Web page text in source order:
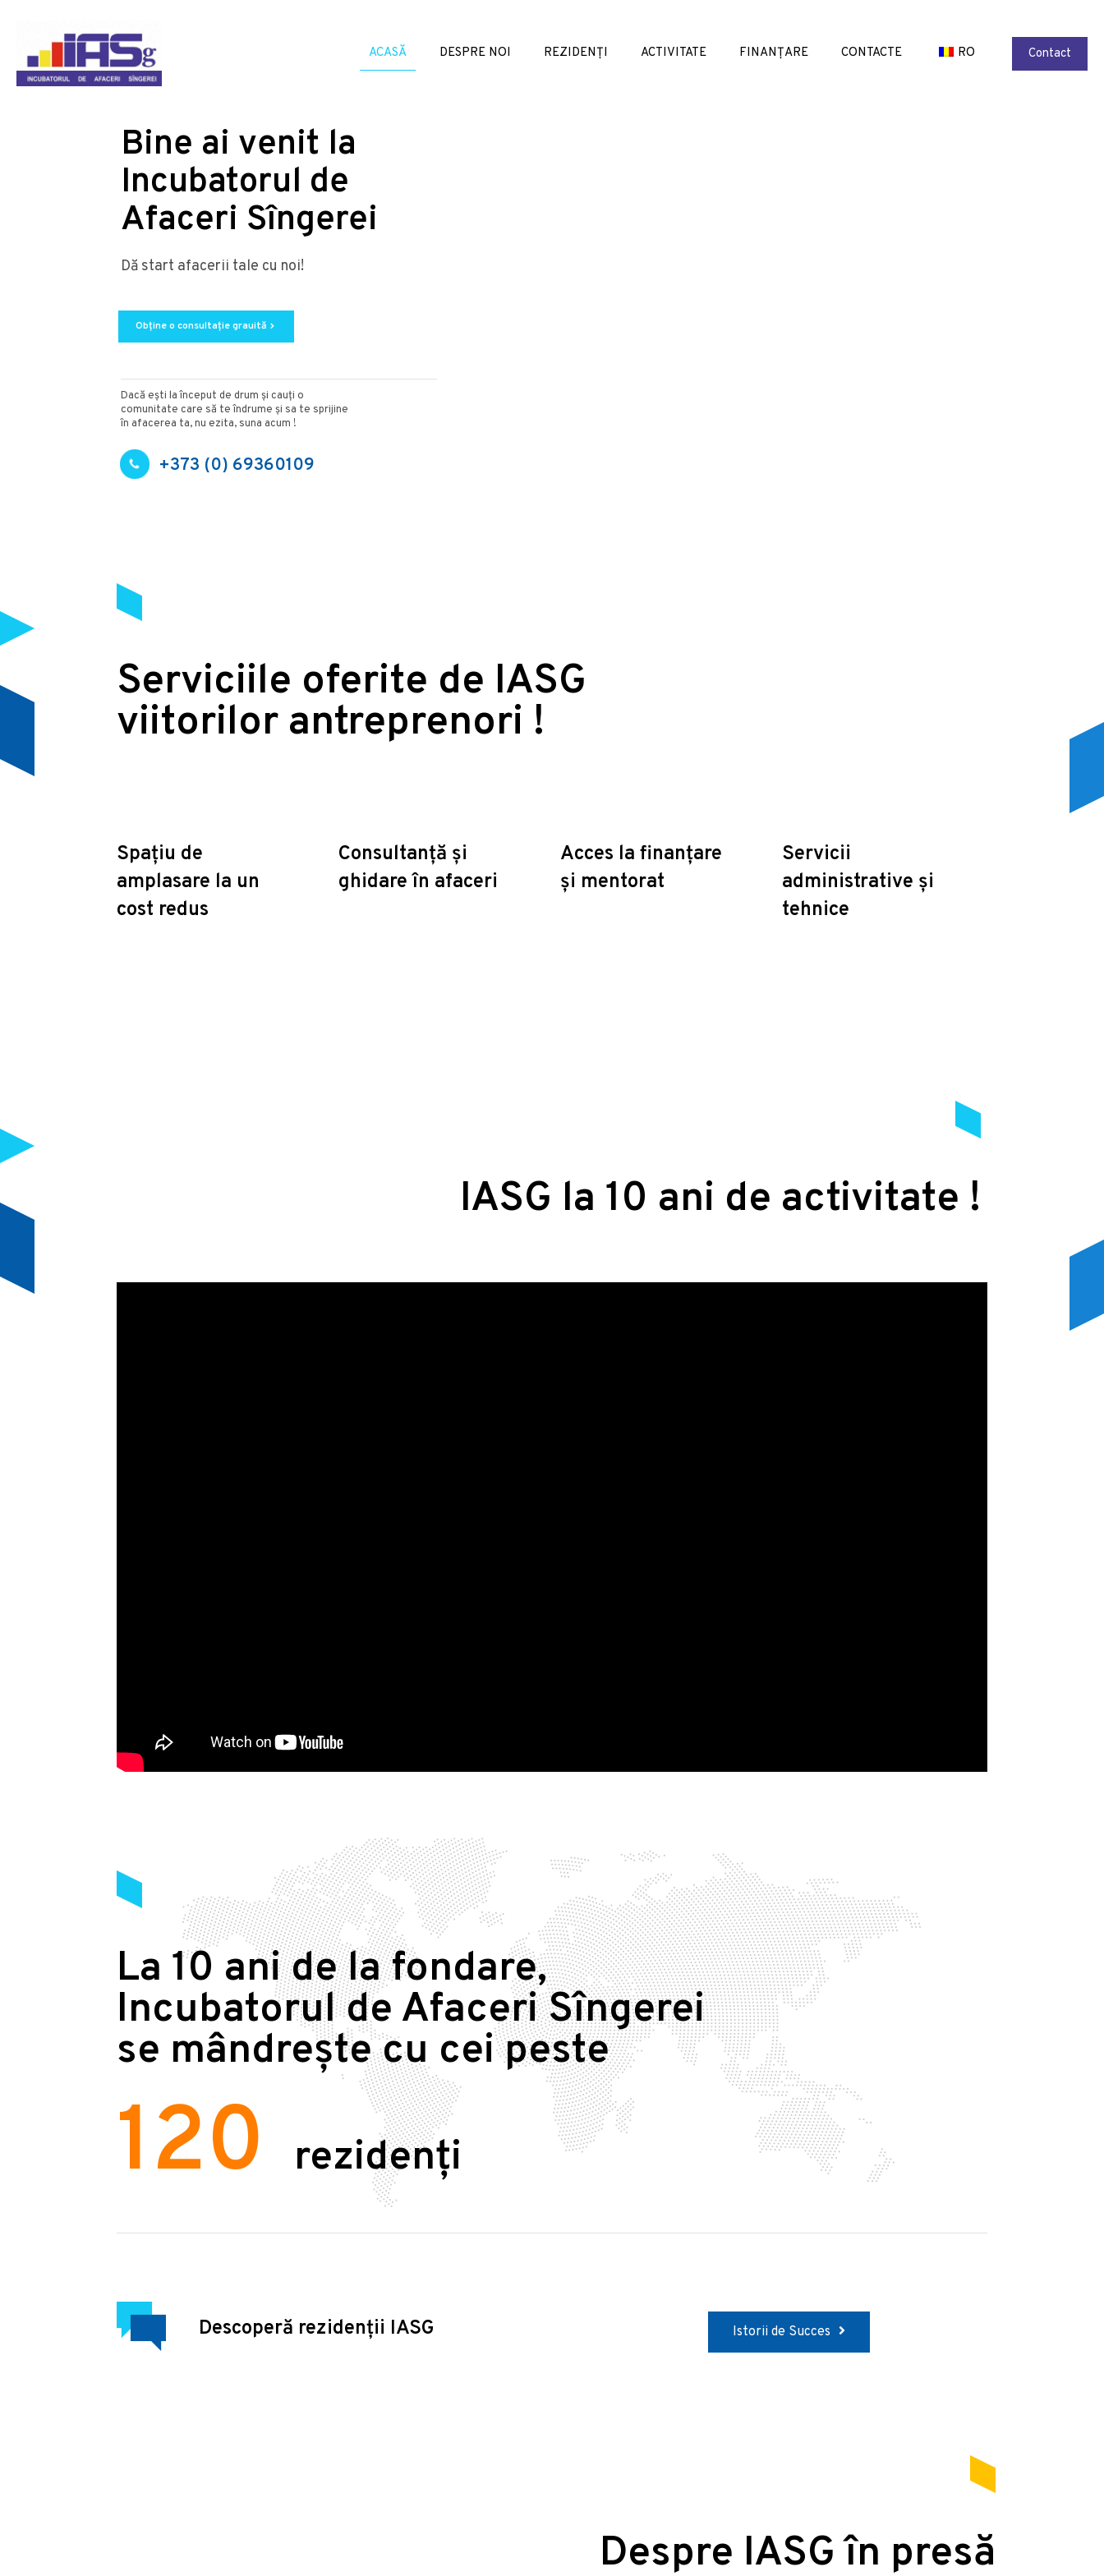
ACASĂ DESPRE NOI REZIDENȚI ACTIVITATE FINANȚARE CONTACTE RO Contact
Dacă ești la început de drum și cauți o
comunitate care să te îndrume și sa te sprijine
în afacerea ta, nu ezita, suna acum !
Bine ai venit la
Incubatorul de
Afaceri Sîngerei
Dă start afacerii tale cu noi!
+373 (0) 69360109
Obține o consultație grauită chevron_right
Serviciile oferite de IASG
viitorilor antreprenori !
Spațiu de
amplasare la un
cost redus
Consultanță și
ghidare în afaceri
Acces la finanțare
și mentorat
Servicii
administrative și
tehnice
IASG la 10 ani de activitate !
La 10 ani de la fondare,
Incubatorul de Afaceri Sîngerei
se mândrește cu cei peste
120 rezidenți
Descoperă rezidenții IASG Istorii de Succes
Despre IASG în presă